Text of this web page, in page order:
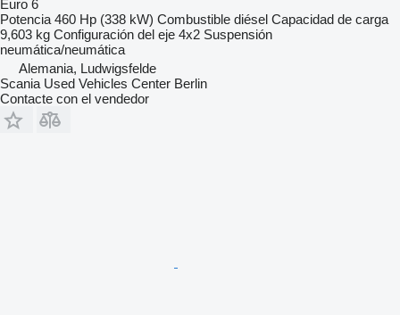
Euro 6
Potencia 460 Hp (338 kW) Combustible diésel Capacidad de carga
9,603 kg Configuración del eje 4x2 Suspensión
neumática/neumática
Alemania, Ludwigsfelde
Scania Used Vehicles Center Berlin
Contacte con el vendedor